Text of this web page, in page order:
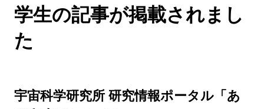
学生の記事が掲載されまし
た
宇宙科学研究所 研究情報ポータル「あ